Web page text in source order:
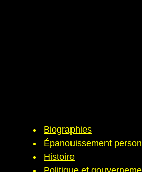
Biographies
Épanouissement
Histoire